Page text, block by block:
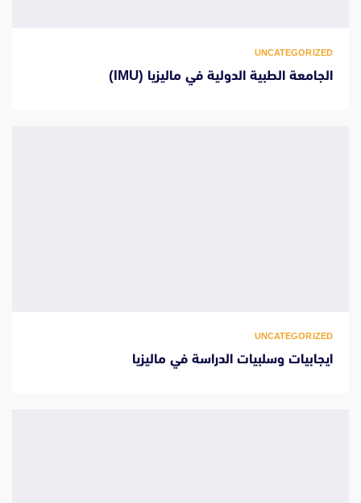
UNCATEGORIZED
الجامعة الطبية الدولية في ماليزيا (IMU)
UNCATEGORIZED
ايجابيات وسلبيات الدراسة في ماليزيا